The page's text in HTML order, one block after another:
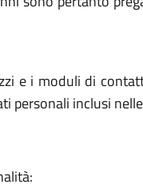
e i moduli di
personali inclusi